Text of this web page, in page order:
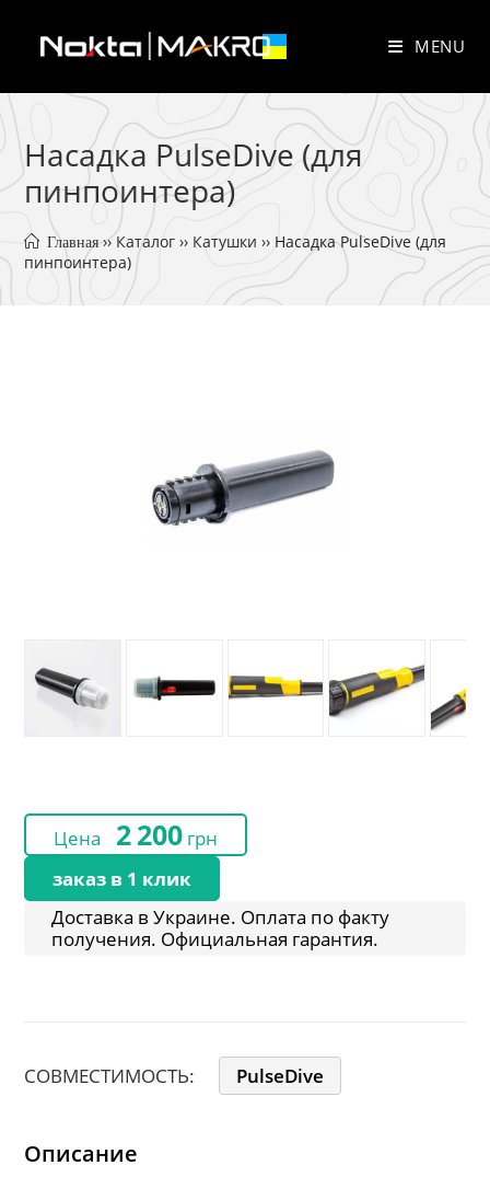
content
MENU
Насадка PulseDive (для
пинпоинтера)
Главная ›› Каталог ›› Катушки ›› Насадка PulseDive (для
пинпоинтера)
Цена 2 200грн
заказ в 1 клик
Доставка в Украине. Оплата по факту
получения. Официальная гарантия.
СОВМЕСТИМОСТЬ: PulseDive
Описание